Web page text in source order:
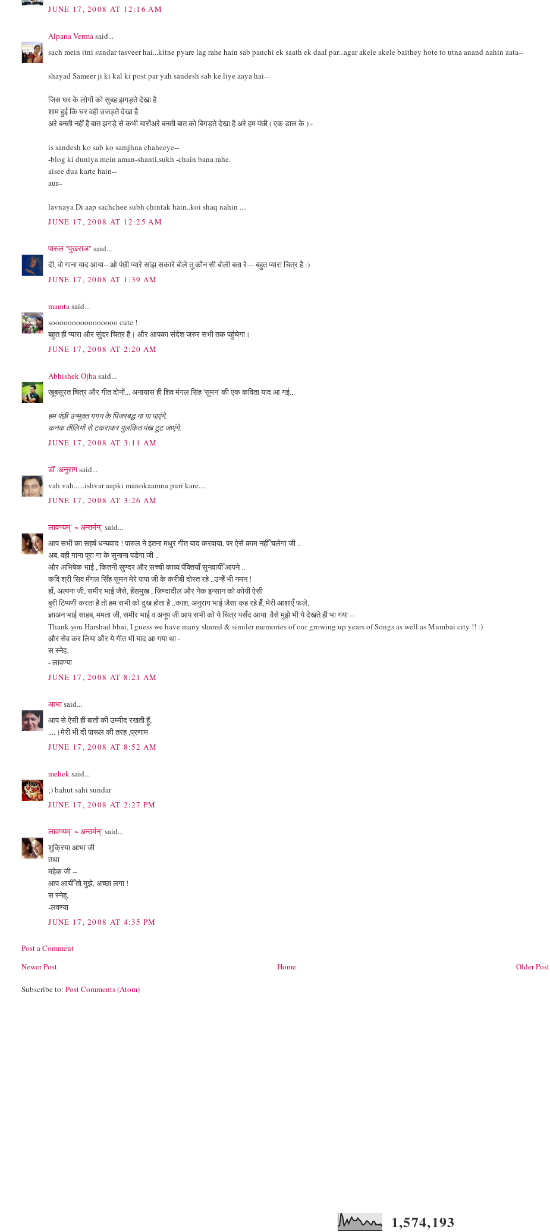
JUNE 17, 2008 AT 12:16 AM
Alpana Vermasaid...
sach mein itni sundar tasveer hai...kitne pyare lag rahe hain sab panchi ek saath ek daal par...agar akele akele baithey hote to utna anand nahin aata--
shayad Sameer ji ki kal ki post par yah sandesh sab ke liye aaya hai--
जिस घर के लोगों को सुबह झगड़ते देखा है
शाम हुई कि घर वही उजड़ते देखा है
अरे बनती नहीं है बात झगड़े से कभी यारोंअरे बनती बात को बिगड़ते देखा है अरे हम पंछी ( एक डाल के ) -
is sandesh ko sab ko samjhna chaheeye--
-blog ki duniya mein aman-shanti,sukh -chain bana rahe.
aisee dua karte hain--
aur--
lavnaya Di aap sachchee subh chintak hain..koi shaq nahin ....
JUNE 17, 2008 AT 12:25 AM
पारुल "पुखराज"said...
दी, वो गाना याद आया-- ओ पंछी प्यारे सांझ सकारे बोले तू कौन सी बोली बता रे--- बहुत प्यारा चित्र है :)
JUNE 17, 2008 AT 1:39 AM
mamtasaid...
soooooooooooooooo cute !
बहुत ही प्यारा और सुंदर चित्र है। और आपका संदेश जरुर सभी तक पहुंचेगा।
JUNE 17, 2008 AT 2:20 AM
Abhishek Ojhasaid...
खूबसूरत चित्र और गीत दोनों... अनायास ही शिव मंगल सिंह 'सुमन' की एक कविता याद आ गई...
हम पंछी उन्मुक्त गगन के पिंजरबद्ध ना गा पाएंगे.
कनक तीलियों से टकराकर पुलकित पंख टूट जाएंगे.
JUNE 17, 2008 AT 3:11 AM
डॉ .अनुरागsaid...
vah vah......ishvar aapki manokaamna puri kare....
JUNE 17, 2008 AT 3:26 AM
लावण्यम्` ~ अन्तर्मन्` said...
आप सभी का सहर्ष धन्यवाद ! पारुल ने इतना मधुर गीत याद करवाया, पर ऐसे काम नहीँ चलेगा जी ..
अब, वही गाना पूरा गा के सुनाना पडेगा जी ..
और अभिषेक भाई , कितनी सुण्दर और सच्ची काव्य पँक्तियाँ सुनवायीँ आपने ..
कवि श्री सिव मँगल सिँह सुमन मेरे पापा जी के करीबी दोस्त रहे ..उन्हेँ भी नमन !
हाँ, अल्पना जी, समीर भाई जैसे, हँसमुख , ज़िण्दादील और नेक इन्सान को कोयी ऐसी
बुरी टिप्पणी करता है तो हम सभी को दुख होता है ..काश, अनुराग भाई जैसा कह रहे हैँ, मेरी आशाएँ फले,
ज्ञाअन भाई साहब, ममता जी, समीर भाई व अनूप जी आप सभी को ये चित्र पसँद आया .वैसे मुझे भी ये देखते ही भा गया --
Thank you Harshad bhai, I guess we have many shared & similer memories of our growing up years of Songs as well as Mumbai city !! :)
और सेव कर लिया और ये गीत भी याद आ गया था -
स स्नेह,
- लावण्या
JUNE 17, 2008 AT 8:21 AM
आभाsaid...
आप से ऐसी ही बातों की उम्मीद रखती हूँ,
....।मेरी भी दी पारूल की तरह ,प्रणाम
JUNE 17, 2008 AT 8:52 AM
meheksaid...
;) bahut sahi sundar
JUNE 17, 2008 AT 2:27 PM
लावण्यम्` ~ अन्तर्मन्` said...
शुक्रिया आभा जी
तथा
महेक जी --
आप आयीँ तो मुझे, अच्छा लगा !
स स्नेह्,
-लवण्या
JUNE 17, 2008 AT 4:35 PM
Post a Comment
Newer Post
Older Post
Home
Subscribe to:Post Comments (Atom)
1,574,193